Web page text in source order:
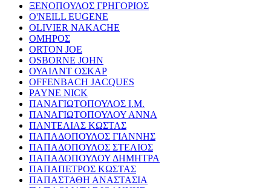
ΞΕΝΟΠΟΥΛΟΣ ΓΡΗΓΟΡΙΟΣ
O'NEILL EUGENE
OLIVIER NAKACHE
ΟΜΗΡΟΣ
ORTON JOE
OSBORNE JOHN
ΟΥΑΙΛΝΤ ΟΣΚΑΡ
OFFENBACH JACQUES
PAYNE NICK
ΠΑΝΑΓΙΩΤΟΠΟΥΛΟΣ Ι.Μ.
ΠΑΝΑΓΙΩΤΟΠΟΥΛΟΥ ΑΝΝΑ
ΠΑΝΤΕΛΙΑΣ ΚΩΣΤΑΣ
ΠΑΠΑΔΟΠΟΥΛΟΣ ΓΙΑΝΝΗΣ
ΠΑΠΑΔΟΠΟΥΛΟΣ ΣΤΕΛΙΟΣ
ΠΑΠΑΔΟΠΟΥΛΟΥ ΔΗΜΗΤΡΑ
ΠΑΠΑΠΕΤΡΟΣ ΚΩΣΤΑΣ
ΠΑΠΑΣΤΑΘΗ ΑΝΑΣΤΑΣΙΑ